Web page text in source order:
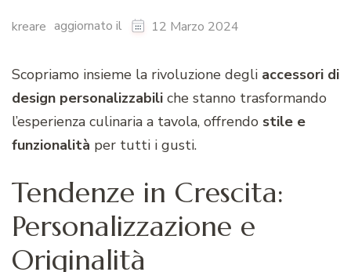
kreare aggiornato il 12 Marzo 2024
Scopriamo insieme la rivoluzione degli accessori di
design personalizzabili che stanno trasformando
l’esperienza culinaria a tavola, offrendo stile e
funzionalità per tutti i gusti.
Tendenze in Crescita:
Personalizzazione e
Originalità